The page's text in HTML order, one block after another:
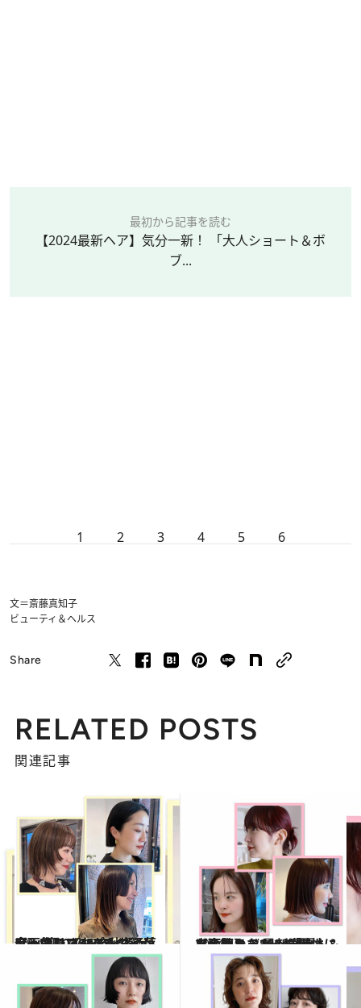
最初から記事を読む
【2024最新ヘア】気分一新！ 「大人ショート＆ボ
ブ...
1 2 3 4 5 6
文＝斎藤真知子
ビューティ＆ヘルス
Share
RELATED POSTS
関連記事
2024.11.2
【画像】《2024秋冬ヘア》“切り込みライン”が今っぽいスタイル5選 ショートもロングもお洒落度一気にアップ
ビューティ＆ヘルス 2024.5.2
【画像】《2024春夏ヘア》知らなかった個性に出会える！ 最新「大人＆お洒落カラー」6選
ビューティ＆ヘルス